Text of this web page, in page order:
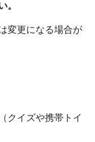
。
更になる場合が
クイズや携帯トイ